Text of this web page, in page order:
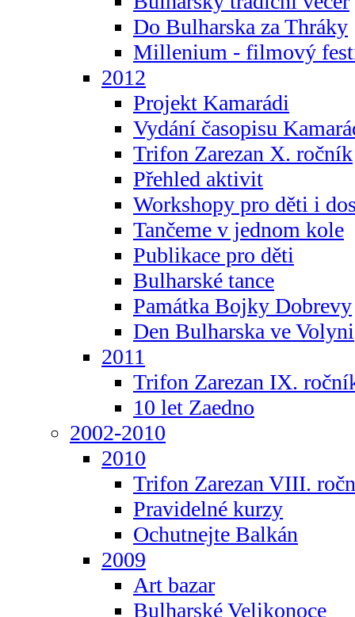
Do Bulharska za Thráky
Millenium - filmový
2012
Projekt Kamarádi
Vydání časopisu
Trifon Zarezan X. ročník
Přehled aktivit
Workshopy pro děti i
Tančeme v jednom kole
Publikace pro děti
Bulharské tance
Památka Bojky Dobrevy
Den Bulharska ve Volyni
2011
Trifon Zarezan IX.
10 let Zaedno
2002-2010
2010
Trifon Zarezan VIII.
Pravidelné kurzy
Ochutnejte Balkán
2009
Art bazar
Bulharské Velikonoce